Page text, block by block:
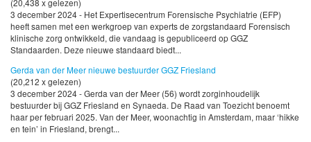
(20,438 x gelezen)
3 december 2024 - Het Expertisecentrum Forensische Psychiatrie (EFP)
heeft samen met een werkgroep van experts de zorgstandaard Forensisch
klinische zorg ontwikkeld, die vandaag is gepubliceerd op GGZ
Standaarden. Deze nieuwe standaard biedt...
Gerda van der Meer nieuwe bestuurder GGZ Friesland
(20,212 x gelezen)
3 december 2024 - Gerda van der Meer (56) wordt zorginhoudelijk
bestuurder bij GGZ Friesland en Synaeda. De Raad van Toezicht benoemt
haar per februari 2025. Van der Meer, woonachtig in Amsterdam, maar ‘hikke
en tein’ in Friesland, brengt...